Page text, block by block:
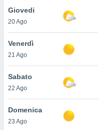
In
ti
per
nel
utilizzati
o
Giovedi
20 Ago
Venerdì
21 Ago
Sabato
22 Ago
Domenica
23 Ago